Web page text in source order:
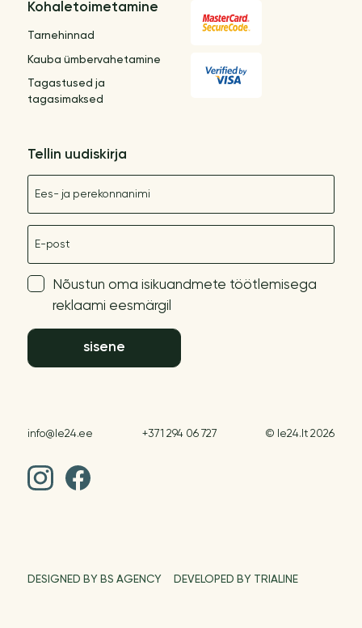
Kohaletoimetamine
Tarnehinnad
Kauba ümbervahetamine
Tagastused ja
tagasimaksed
Tellin uudiskirja
Nõustun oma isikuandmete töötlemisega
reklaami eesmärgil
sisene
info@le24.ee +371 294 06 727 © le24.lt 2026
DESIGNED BY BS AGENCY DEVELOPED BY TRIALINE